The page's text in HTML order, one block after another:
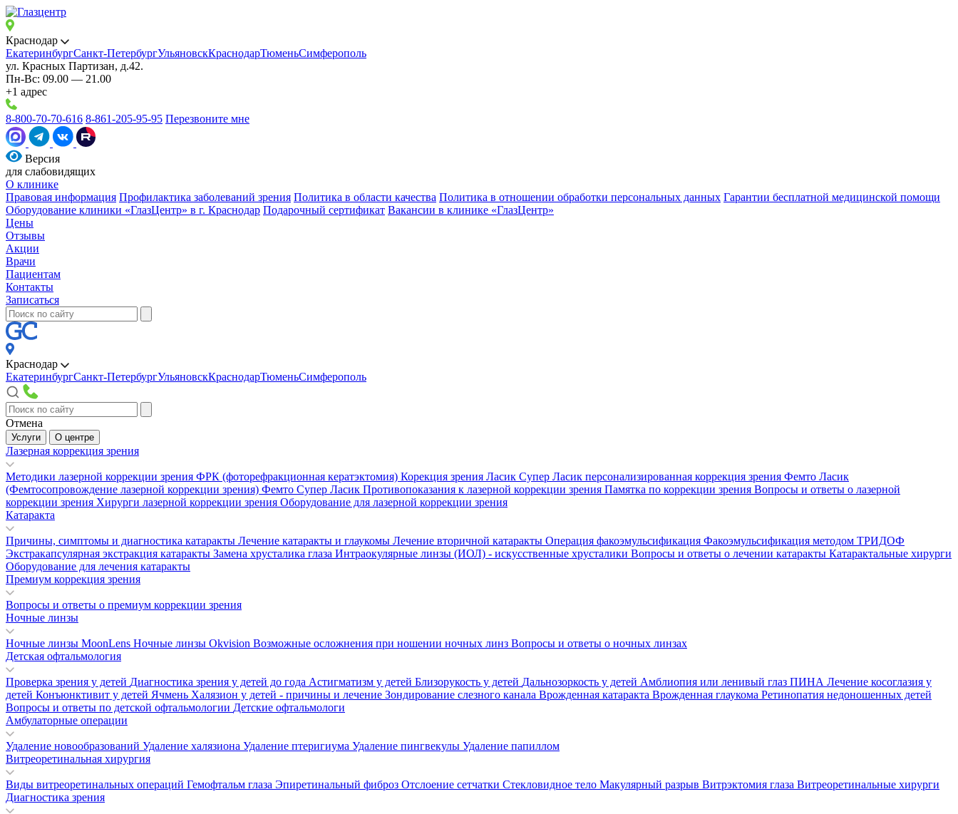
Краснодар
ЕкатеринбургСанкт-ПетербургУльяновскКраснодарТюменьСимферополь
ул. Красных Партизан, д.42.
Пн-Вс: 09.00 — 21.00
+1 адрес
8-800-70-70-616 8-861-205-95-95 Перезвоните мне
Версия
для слабовидящих
О клинике
Правовая информация Профилактика заболеваний зрения Политика в области качества Политика в отношении обработки персональных данных Гарантии бесплатной медицинской помощи
Оборудование клиники «ГлазЦентр» в г. Краснодар Подарочный сертификат Вакансии в клинике «ГлазЦентр»
Цены
Отзывы
Акции
Врачи
Пациентам
Контакты
Записаться
Краснодар
ЕкатеринбургСанкт-ПетербургУльяновскКраснодарТюменьСимферополь
Отмена
Услуги О центре
Лазерная коррекция зрения
Методики лазерной коррекции зрения ФРК (фоторефракционная кератэктомия) Корекция зрения Ласик Супер Ласик персонализированная коррекция зрения Фемто Ласик
(Фемтосопровождение лазерной коррекции зрения) Фемто Супер Ласик Противопоказания к лазерной коррекции зрения Памятка по коррекции зрения Вопросы и ответы о лазерной
коррекции зрения Хирурги лазерной коррекции зрения Оборудование для лазерной коррекции зрения
Катаракта
Причины, симптомы и диагностика катаракты Лечение катаракты и глаукомы Лечение вторичной катаракты Операция факоэмульсификация Факоэмульсификация методом ТРИДОФ
Экстракапсулярная экстракция катаракты Замена хрусталика глаза Интраокулярные линзы (ИОЛ) - искусственные хрусталики Вопросы и ответы о лечении катаракты Катарактальные хирурги
Оборудование для лечения катаракты
Премиум коррекция зрения
Вопросы и ответы о премиум коррекции зрения
Ночные линзы
Ночные линзы MoonLens Ночные линзы Okvision Возможные осложнения при ношении ночных линз Вопросы и ответы о ночных линзах
Детская офтальмология
Проверка зрения у детей Диагностика зрения у детей до года Астигматизм у детей Близорукость у детей Дальнозоркость у детей Амблиопия или ленивый глаз ПИНА Лечение косоглазия у
детей Конъюнктивит у детей Ячмень Халязион у детей - причины и лечение Зондирование слезного канала Врожденная катаракта Врожденная глаукома Ретинопатия недоношенных детей
Вопросы и ответы по детской офтальмологии Детские офтальмологи
Амбулаторные операции
Удаление новообразований Удаление халязиона Удаление птеригиума Удаление пингвекулы Удаление папиллом
Витреоретинальная хирургия
Виды витреоретинальных операций Гемофтальм глаза Эпиретинальный фиброз Отслоение сетчатки Стекловидное тело Макулярный разрыв Витрэктомия глаза Витреоретинальные хирурги
Диагностика зрения